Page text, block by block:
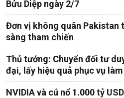
Bửu Diệp ngày 2/7
Đơn vị không quân Pakistan
sàng tham chiến
Thủ tướng: Chuyển đổi tư
đại, lấy hiệu quả phục vụ
NVIDIA và cú nổ 1.000 tỷ